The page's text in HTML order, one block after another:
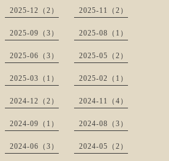
2025-12（2） 2025-11（2）
2025-09（3） 2025-08（1）
2025-06（3） 2025-05（2）
2025-03（1） 2025-02（1）
2024-12（2） 2024-11（4）
2024-09（1） 2024-08（3）
2024-06（3） 2024-05（2）